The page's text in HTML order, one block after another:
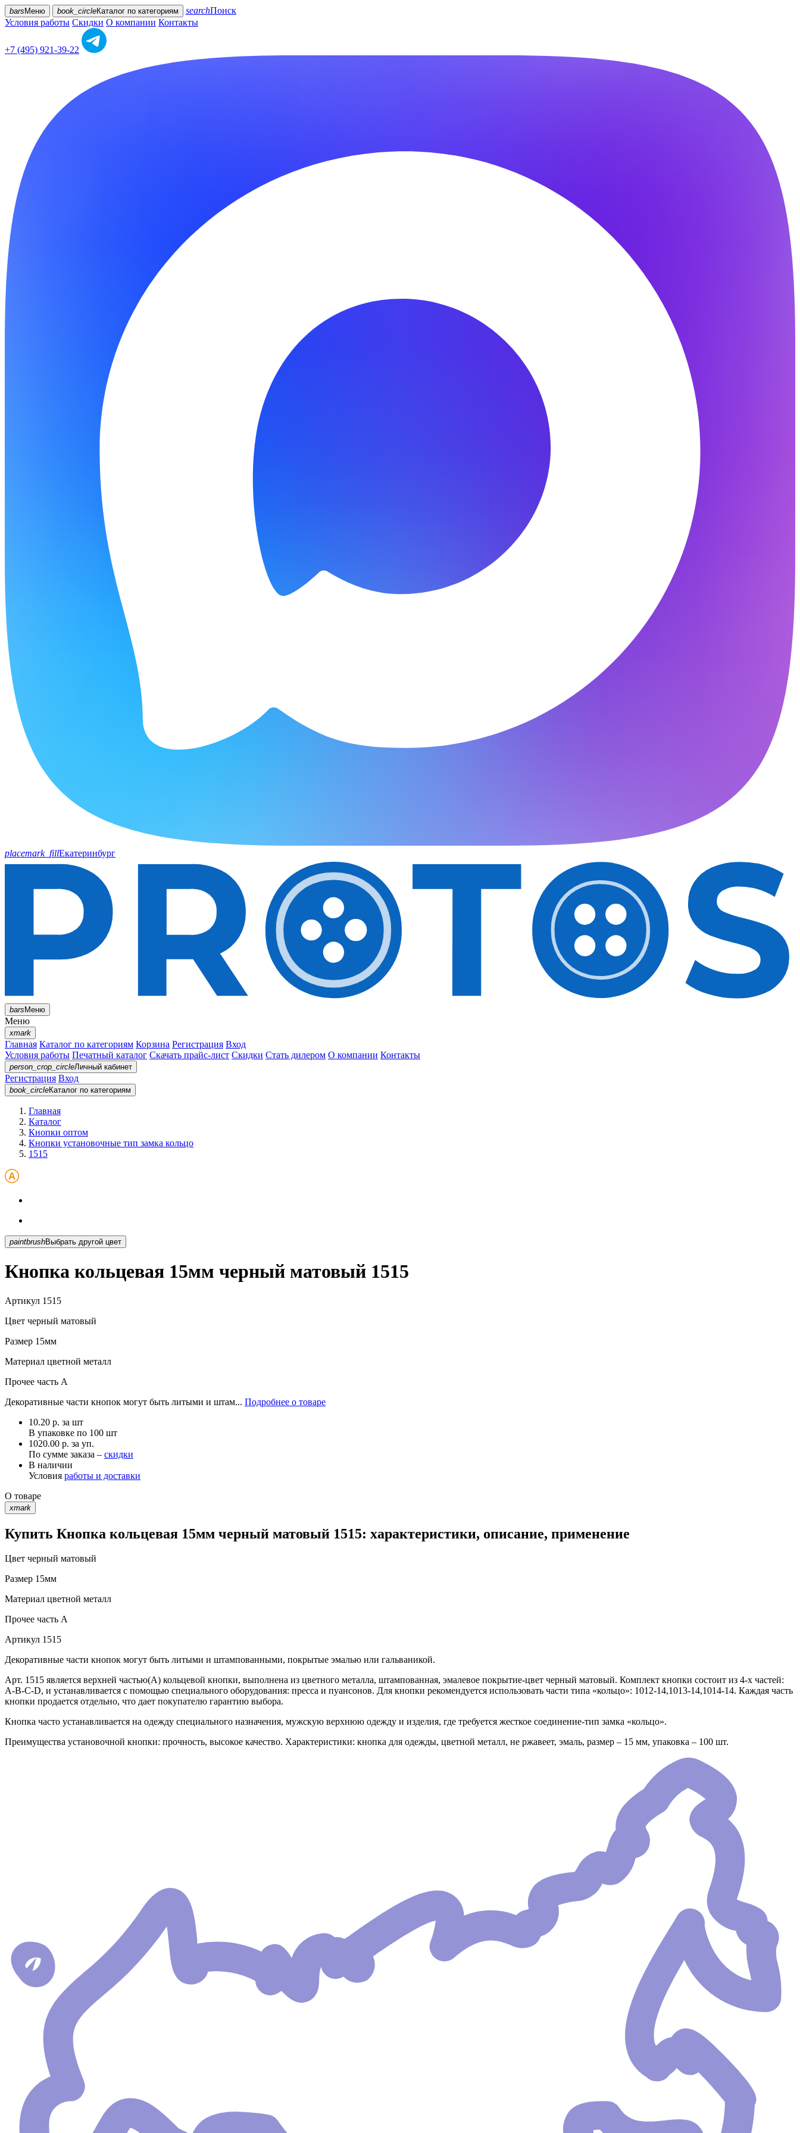
bars Меню book_circleКаталог по категориям searchПоиск
Условия работы Скидки О компании Контакты
+7 (495) 921-39-22
placemark_fillЕкатеринбург
barsМеню
Меню
xmark
Главная Каталог по категориям Корзина Регистрация Вход
Условия работы Печатный каталог Скачать прайс-лист Скидки Стать дилером О компании Контакты
person_crop_circleЛичный кабинет
Регистрация Вход
book_circleКаталог по категориям
Главная
Каталог
Кнопки оптом
Кнопки установочные тип замка кольцо
1515
paintbrush Выбрать другой цвет
Кнопка кольцевая 15мм черный матовый 1515
Артикул 1515
Цвет черный матовый
Размер 15мм
Материал цветной металл
Прочее часть A
Декоративные части кнопок могут быть литыми и штам... Подробнее о товаре
10.20 р. за шт
В упаковке по 100 шт
1020.00 р. за уп.
По сумме заказа – скидки
В наличии
Условия работы и доставки
О товаре
xmark
Купить Кнопка кольцевая 15мм черный матовый 1515: характеристики, описание, применение
Цвет черный матовый
Размер 15мм
Материал цветной металл
Прочее часть A
Артикул 1515
Декоративные части кнопок могут быть литыми и штампованными, покрытые эмалью или гальваникой.
Арт. 1515 является верхней частью(А) кольцевой кнопки, выполнена из цветного металла, штампованная, эмалевое покрытие-цвет черный матовый. Комплект кнопки состоит из 4-х частей:
А-В-С-D, и устанавливается с помощью специального оборудования: пресса и пуансонов. Для кнопки рекомендуется использовать части типа «кольцо»: 1012-14,1013-14,1014-14. Каждая часть
кнопки продается отдельно, что дает покупателю гарантию выбора.
Кнопка часто устанавливается на одежду специального назначения, мужскую верхнюю одежду и изделия, где требуется жесткое соединение-тип замка «кольцо».
Преимущества установочной кнопки: прочность, высокое качество. Характеристики: кнопка для одежды, цветной металл, не ржавеет, эмаль, размер – 15 мм, упаковка – 100 шт.